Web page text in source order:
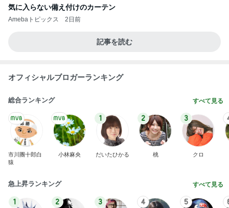
気に入らない備え付けのカーテン
Amebaトピックス 2日前
記事を読む
オフィシャルブロガーランキング
総合ランキング すべて見る
市川團十郎白
猿
小林麻央
1
だいたひかる
2
桃
3
クロ
急上昇ランキング すべて見る
1 2 3 4 5